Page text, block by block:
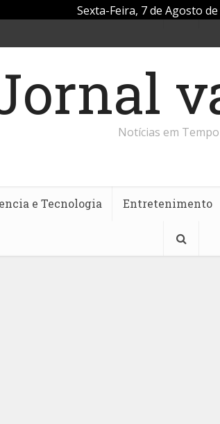
Sexta-Feira, 7 de Agosto
Notícias em
e Tecnologia Entretenimento